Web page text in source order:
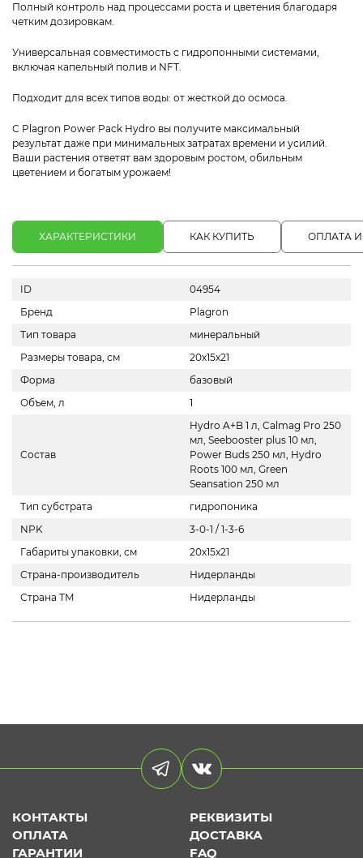
Полный контроль над процессами роста и цветения благодаря
четким дозировкам.
Универсальная совместимость с гидропонными системами,
включая капельный полив и NFT.
Подходит для всех типов воды: от жесткой до осмоса.
С Plagron Power Pack Hydro вы получите максимальный
результат даже при минимальных затратах времени и усилий.
Ваши растения ответят вам здоровым ростом, обильным
цветением и богатым урожаем!
ХАРАКТЕРИСТИКИ КАК КУПИТЬ ОПЛАТА
ID
04954
Бренд
Plagron
Тип товара
минеральный
Размеры товара, см
20x15x21
Форма
базовый
Объем, л
1
Состав
Hydro A+B 1 л, Calmag Pro 250
мл, Seebooster plus 10 мл,
Power Buds 250 мл, Hydro
Roots 100 мл, Green
Seansation 250 мл
Тип субстрата
гидропоника
NPK
3-0-1 / 1-3-6
Габариты упаковки, см
20x15x21
Страна-производитель
Нидерланды
Страна ТМ
Нидерланды
КОНТАКТЫ
РЕКВИЗИТЫ
ОПЛАТА
ДОСТАВКА
ГАРАНТИИ
FAQ